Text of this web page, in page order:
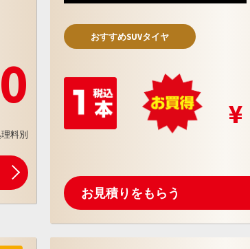
料別
おすすめSUVタイヤ
お見積りをもらう